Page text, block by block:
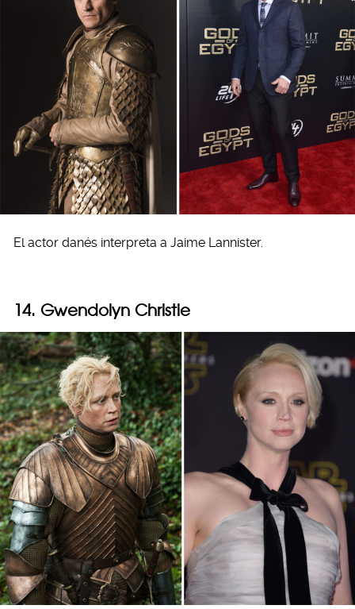
El actor danés interpreta a Jaime Lannister.
14. Gwendolyn Christie